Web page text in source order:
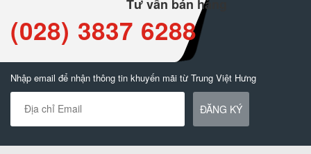
Tư vấn bán hàng
(028) 3837 6288
Nhập email để nhận thông tin khuyến mãi từ Trung Việt Hưng
ĐĂNG KÝ